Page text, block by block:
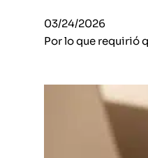
03/24/2026
Por lo que requirió